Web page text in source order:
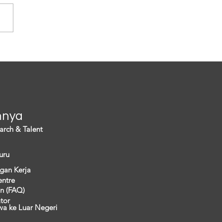
persoalan
& Talent
Kerja
(FAQ)
ke Luar Negeri